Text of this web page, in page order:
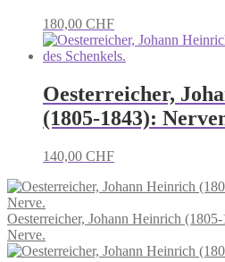
180,00 CHF
Oesterreicher,
(1805-1843):
140,00 CHF
Oesterreicher, Johann Heinrich
Nerve.